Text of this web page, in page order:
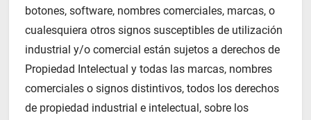
botones, software, nombres comerciales, marcas, o
cualesquiera otros signos susceptibles de utilización
industrial y/o comercial están sujetos a derechos de
Propiedad Intelectual y todas las marcas, nombres
comerciales o signos distintivos, todos los derechos
de propiedad industrial e intelectual, sobre los